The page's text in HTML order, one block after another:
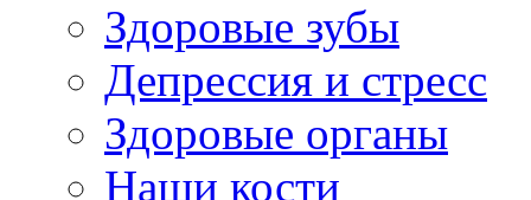
Здоровые зубы
Депрессия и стресс
Здоровые органы
Наши кости